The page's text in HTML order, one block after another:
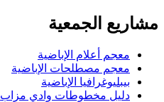
مشاريع الجمعية
معجم أعلام الإباضية
معجم مصطلحات الإباضية
بيبليوغرافيا الإباضية
دليل مخطوطات وادي مزاب